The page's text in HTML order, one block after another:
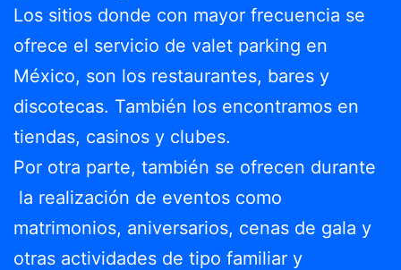
Los sitios donde con mayor frecuencia se
ofrece el servicio de valet parking en
México, son los restaurantes, bares y
discotecas. También los encontramos en
tiendas, casinos y clubes.
Por otra parte, también se ofrecen durante
la realización de eventos como
matrimonios, aniversarios, cenas de gala y
otras actividades de tipo familiar y